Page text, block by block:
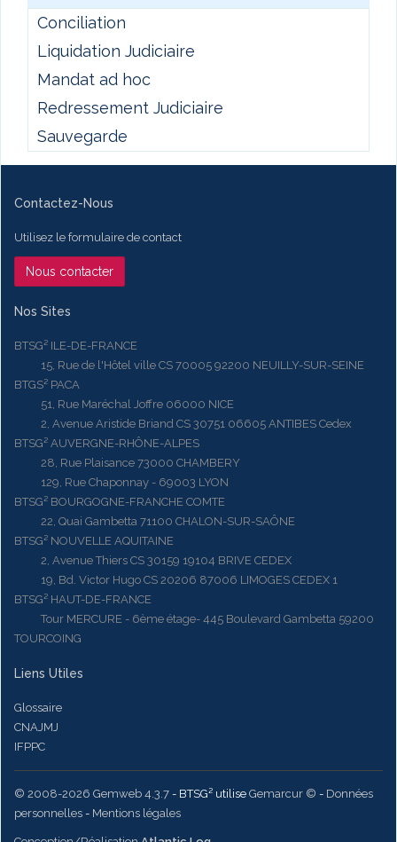
Conciliation
Liquidation Judiciaire
Mandat ad hoc
Redressement Judiciaire
Sauvegarde
Contactez-Nous
Utilisez le formulaire de contact
Nous contacter
Nos Sites
BTSG² ILE-DE-FRANCE
15, Rue de l'Hôtel ville CS 70005 92200 NEUILLY-SUR-SEINE
BTGS² PACA
51, Rue Maréchal Joffre 06000 NICE
2, Avenue Aristide Briand CS 30751 06605 ANTIBES Cedex
BTSG² AUVERGNE-RHÔNE-ALPES
28, Rue Plaisance 73000 CHAMBERY
129, Rue Chaponnay - 69003 LYON
BTSG² BOURGOGNE-FRANCHE COMTE
22, Quai Gambetta 71100 CHALON-SUR-SAÔNE
BTSG² NOUVELLE AQUITAINE
2, Avenue Thiers CS 30159 19104 BRIVE CEDEX
19, Bd. Victor Hugo CS 20206 87006 LIMOGES CEDEX 1
BTSG² HAUT-DE-FRANCE
Tour MERCURE - 6ème étage- 445 Boulevard Gambetta 59200
TOURCOING
Liens Utiles
Glossaire
CNAJMJ
IFPPC
© 2008-2026 Gemweb 4.3.7 - BTSG² utilise Gemarcur © - Données
personnelles - Mentions légales